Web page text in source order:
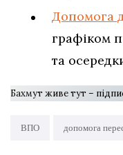
Допомога
графіком
та
Бахмут живе тут –
ВПО допомога